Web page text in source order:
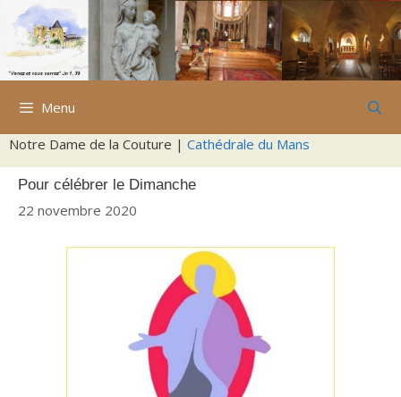
Aller
contenu
Menu
Notre Dame de la Couture | Cathédrale du Mans
Pour célébrer le Dimanche
22 novembre 2020